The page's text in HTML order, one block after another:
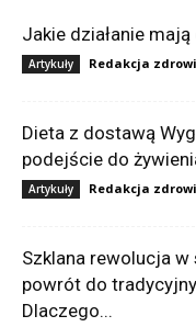
Jakie działanie
Artykuły Redakcja
Dieta z dostawą
podejście do
Artykuły Redakcja
Szklana rewolucja w
powrót do
Dlaczego...